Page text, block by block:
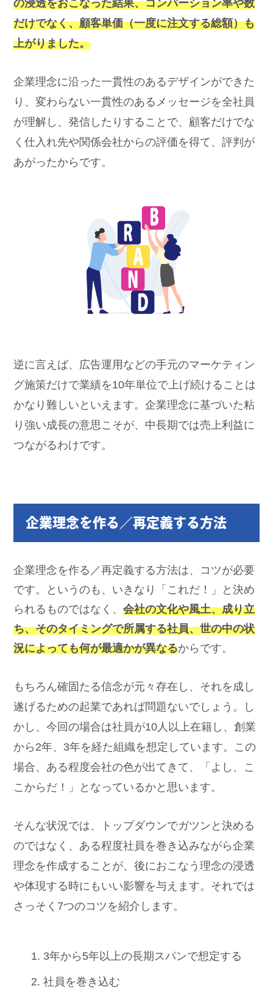
の浸透をおこなった結果、コンバーション率や数
だけでなく、顧客単価（一度に注文する総額）も
上がりました。
企業理念に沿った一貫性のあるデザインができた
り、変わらない一貫性のあるメッセージを全社員
が理解し、発信したりすることで、顧客だけでな
く仕入れ先や関係会社からの評価を得て、評判が
あがったからです。
逆に言えば、広告運用などの手元のマーケティン
グ施策だけで業績を10年単位で上げ続けることは
かなり難しいといえます。企業理念に基づいた粘
り強い成長の意思こそが、中長期では売上利益に
つながるわけです。
企業理念を作る／再定義する方法
企業理念を作る／再定義する方法は、コツが必要
です。というのも、いきなり「これだ！」と決め
られるものではなく、会社の文化や風土、成り立
ち、そのタイミングで所属する社員、世の中の状
況によっても何が最適かが異なるからです。
もちろん確固たる信念が元々存在し、それを成し
遂げるための起業であれば問題ないでしょう。し
かし、今回の場合は社員が10人以上在籍し、創業
から2年、3年を経た組織を想定しています。この
場合、ある程度会社の色が出てきて、「よし、こ
こからだ！」となっているかと思います。
そんな状況では、トップダウンでガツンと決める
のではなく、ある程度社員を巻き込みながら企業
理念を作成することが、後におこなう理念の浸透
や体現する時にもいい影響を与えます。それでは
さっそく7つのコツを紹介します。
3年から5年以上の長期スパンで想定する
社員を巻き込む